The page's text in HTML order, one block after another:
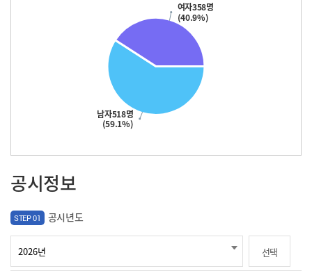
남자518명
(59.1%)
여자358명
(40.9%)
공시정보
STEP 01 공시년도
선택